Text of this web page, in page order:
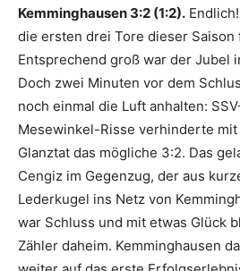
Kemminghausen 3:2 (1:2).
die ersten drei Tore dieser Saison
Entsprechend groß war der Jubel
Doch zwei Minuten vor dem
noch einmal die Luft anhalten:
Mesewinkel-Risse verhinderte
Glanztat das mögliche 3:2. Das
Cengiz im Gegenzug, der aus
Lederkugel ins Netz von
war Schluss und mit etwas Glück
Zähler daheim. Kemminghausen